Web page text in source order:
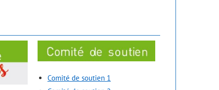
Comité de soutien 1